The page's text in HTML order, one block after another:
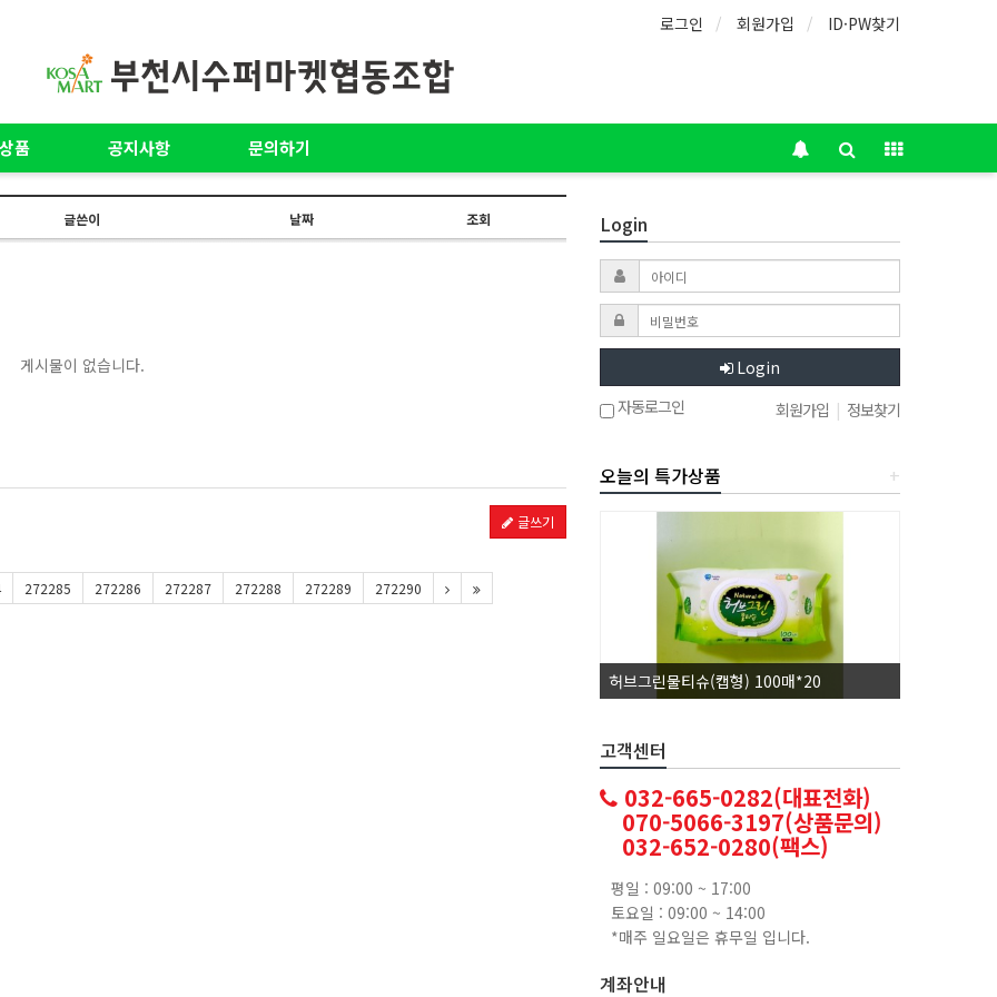
로그인 회원가입 ID·PW찾기
품 공지사항 문의하기
글쓴이 날짜 조회
게시물이 없습니다.
글쓰기
272285 272286 272287 272288 272289 272290
Login
Login
자동로그인
회원가입 | 정보찾기
+
오늘의 특가상품
허브그린물티슈(캡형) 100매*20
고객센터
032-665-0282(대표전화)
070-5066-3197(상품문의)
032-652-0280(팩스)
평일 : 09:00 ~ 17:00
토요일 : 09:00 ~ 14:00
*매주 일요일은 휴무일 입니다.
계좌안내